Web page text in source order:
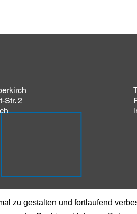
zu gestalten und fortlaufend
Str. 2